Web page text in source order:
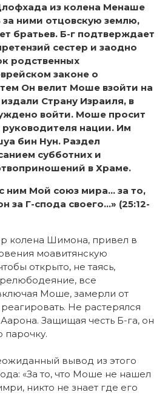
из колена Менаше
за ними отцовскую землю,
братьев. Б-г подтверждает
сестер и заодно
родственных
законе о
Он велит Моше взойти на
Страну Израиля, в
войти. Моше просит
руководителя нации. Им
бин Нун. Раздел
субботних и
в Храме.
ним Мой союз мира… за то,
за Г-спода своего…» (25:12-
колена Шимона, привел в
моавитянскую
открыто, не таясь,
все
Моше, замерли от
Не растерялся
Защищая честь Б-га, он
парочку.
вывод из этого
«За то, что Моше не нашел
никто не знает где его